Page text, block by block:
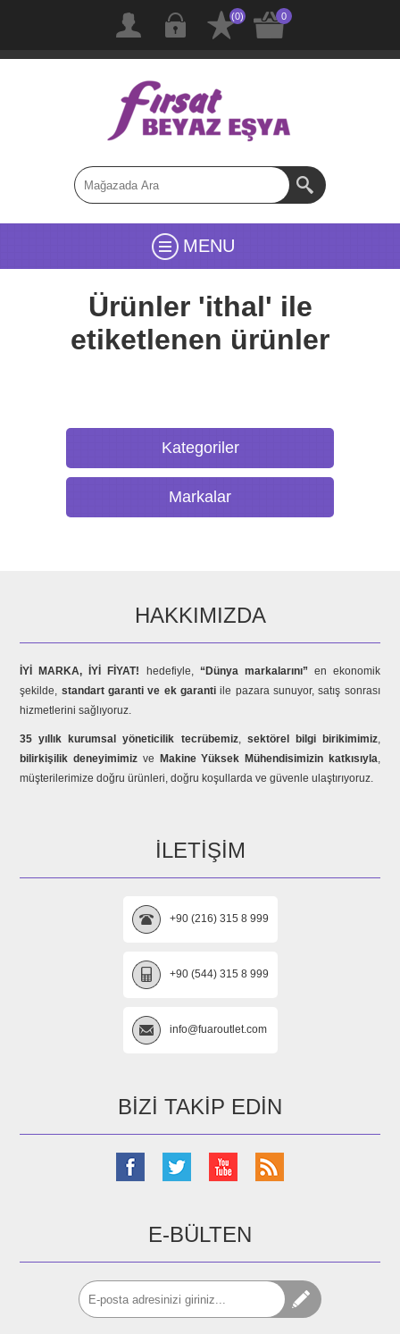
(0) 0
MENU
Ürünler 'ithal' ile
etiketlenen ürünler
Kategoriler
Markalar
HAKKIMIZDA
İYİ MARKA, İYİ FİYAT! hedefiyle, “Dünya markalarını” en ekonomik
şekilde, standart garanti ve ek garanti ile pazara sunuyor, satış sonrası
hizmetlerini sağlıyoruz.
35 yıllık kurumsal yöneticilik tecrübemiz, sektörel bilgi birikimimiz,
bilirkişilik deneyimimiz ve Makine Yüksek Mühendisimizin katkısıyla,
müşterilerimize doğru ürünleri, doğru koşullarda ve güvenle ulaştırıyoruz.
İLETIŞIM
+90 (216) 315 8 999
+90 (544) 315 8 999
info@fuaroutlet.com
BIZI TAKIP EDIN
E-BÜLTEN